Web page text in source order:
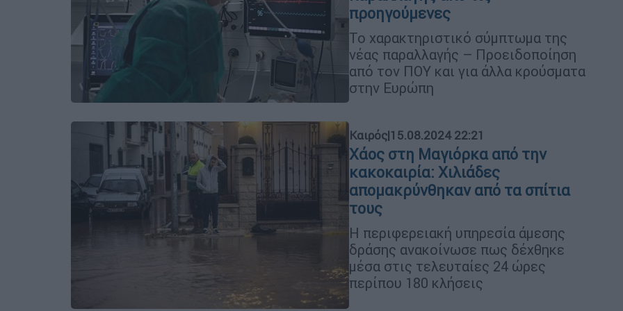
προηγούμενες
Το χαρακτηριστικό σύμπτωμα της
νέας παραλλαγής – Προειδοποίηση
από τον ΠΟΥ και για άλλα κρούσματα
στην Ευρώπη
Καιρός|15.08.2024 22:21
Χάος στη Μαγιόρκα από την
κακοκαιρία: Χιλιάδες
απομακρύνθηκαν από τα σπίτια
τους
H περιφερειακή υπηρεσία άμεσης
δράσης ανακοίνωσε πως δέχθηκε
μέσα στις τελευταίες 24 ώρες
περίπου 180 κλήσεις